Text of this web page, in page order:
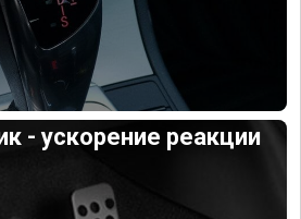
- ускорение реакции